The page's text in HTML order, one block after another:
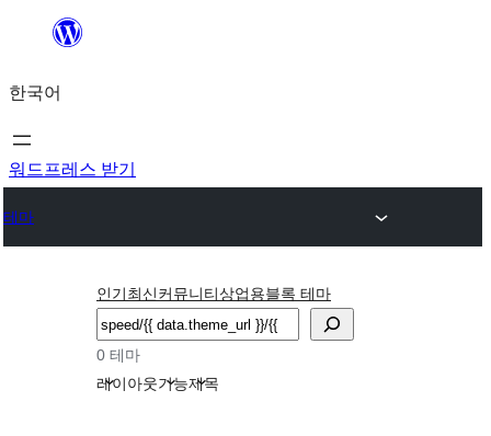
츠
로
바
가
한국어
워드프레스 받기
테마
인기최신커뮤니티상업용블록 테마
검
색
0 테마
레이아웃기능제목